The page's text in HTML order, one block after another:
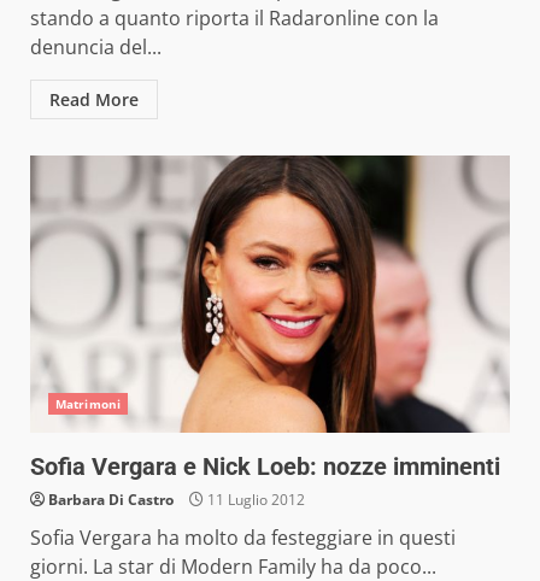
stando a quanto riporta il Radaronline con la
denuncia del...
Read More
Matrimoni
Sofia Vergara e Nick Loeb: nozze imminenti
Barbara Di Castro 11 Luglio 2012
Sofia Vergara ha molto da festeggiare in questi
giorni. La star di Modern Family ha da poco...